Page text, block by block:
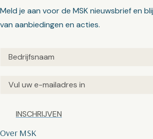
Over MSK
Meld je aan voor de MSK nieuwsbrief en
van aanbiedingen en acties.
Untitled(Vereist)
Email(Vereist)
Captcha